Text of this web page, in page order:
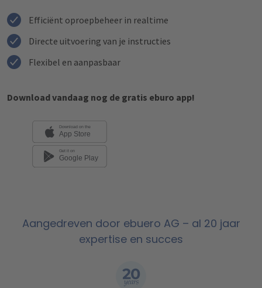
Efficiënt oproepbeheer in realtime
Directe uitvoering van je instructies
Flexibel en aanpasbaar
Download vandaag nog de gratis eburo app!
Aangedreven door ebuero AG – al 20 jaar
expertise en succes